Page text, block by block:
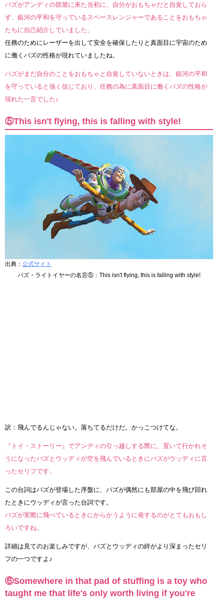
バズがアンディの部屋に来た当初に、自分がおもちゃだと自覚しておら
ず、銀河の平和を守っているスペースレンジャーであることをおもちゃ
たちに自己紹介していました。
任務のためにレーザーを出して安全を確保したりと真面目に宇宙のため
に働くバズの性格が現れていましたね。
バズがまだ自分のことをおもちゃと自覚していないときは、銀河の平和
を守っていると強く信じており、任務の為に真面目に働くバズの性格が
現れた一言でした♪
⑤This isn't flying, this is falling with style!
出典： 公式サイト
バズ・ライトイヤーの名言⑤：This isn't flying, this is falling with style!
訳：飛んでるんじゃない。落ちてるだけだ。かっこつけてな。
『トイ・ストーリー』でアンディの引っ越しする際に、置いて行かれそ
うになったバズとウッディが空を飛んでいるときにバズがウッディに言
ったセリフです。
この台詞はバズが登場した序盤に、バズが偶然にも部屋の中を飛び回れ
たときにウッディが言った台詞です。
バズが実際に飛べているときにからかうように発するのがとてもおもし
ろいですね。
詳細は見てのお楽しみですが、バズとウッディの絆がより深まったセリ
フの一つですよ♪
⑥Somewhere in that pad of stuffing is a toy who
taught me that life's only worth living if you're